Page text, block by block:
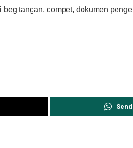
tangan, dompet, dokumen
Send